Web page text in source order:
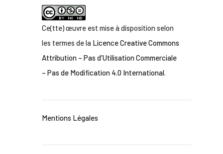
Ce(tte) œuvre est mise à disposition selon
les termes de la Licence Creative Commons
Attribution – Pas d'Utilisation Commerciale
– Pas de Modification 4.0 International.
Mentions Légales